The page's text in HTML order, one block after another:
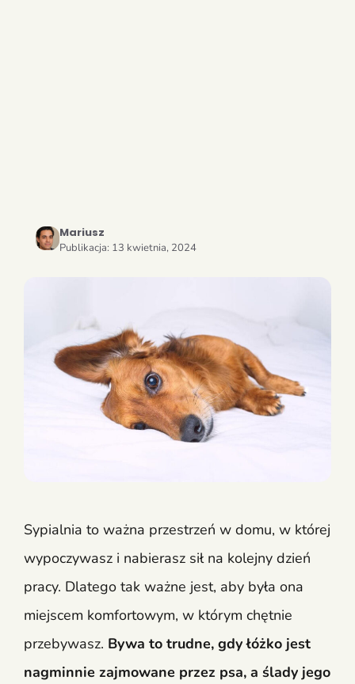
Mariusz
Publikacja: 13 kwietnia, 2024
Sypialnia to ważna przestrzeń w domu, w której
wypoczywasz i nabierasz sił na kolejny dzień
pracy. Dlatego tak ważne jest, aby była ona
miejscem komfortowym, w którym chętnie
przebywasz. Bywa to trudne, gdy łóżko jest
nagminnie zajmowane przez psa, a ślady jego